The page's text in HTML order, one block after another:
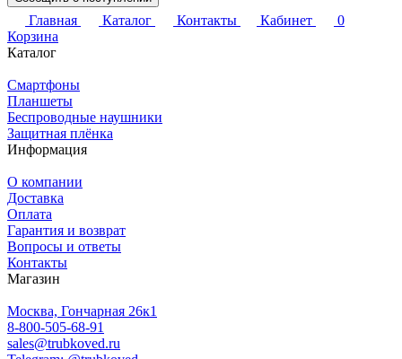
Главная Каталог Контакты Кабинет
0
Корзина
Каталог
Смартфоны
Планшеты
Беспроводные наушники
Защитная плёнка
Информация
О компании
Доставка
Оплата
Гарантия и возврат
Вопросы и ответы
Контакты
Магазин
Москва, Гончарная 26к1
8-800-505-68-91
sales@trubkoved.ru